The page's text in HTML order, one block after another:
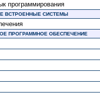
программирования
ВСТРОЕННЫЕ СИСТЕМЫ
ПРОГРАММНОЕ ОБЕСПЕЧЕНИЕ